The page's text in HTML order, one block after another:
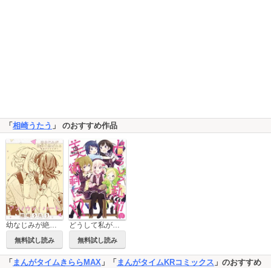
「相崎うたう 」 のおすすめ作品
幼なじみが絶対に結ばれる百合アンソロジー『アンノウン・ハート』【単話】
無料試し読み
どうして私が美術科に！？
無料試し読み
「 まんがタイムきららMAX 」「 まんがタイムKRコミックス 」のおすすめ